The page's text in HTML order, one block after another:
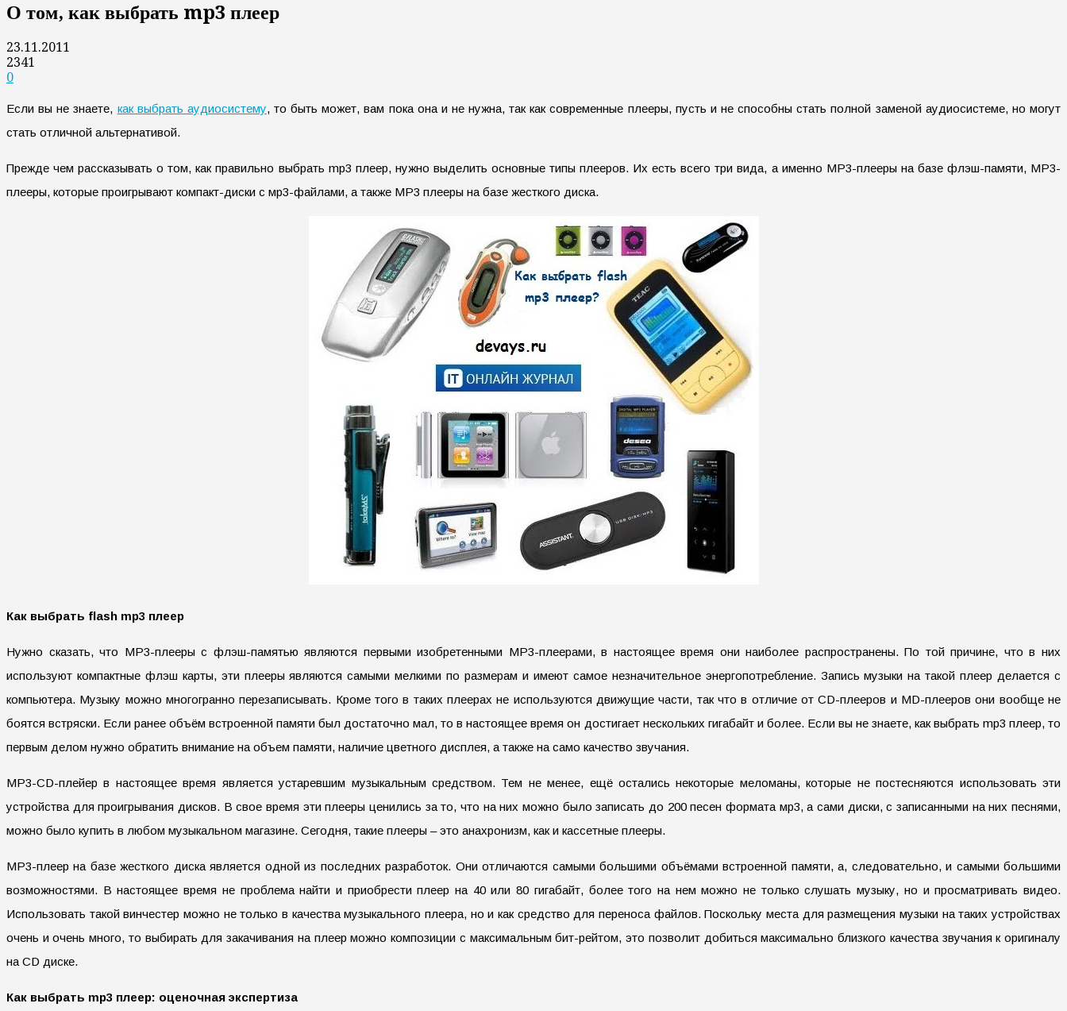
О том, как выбрать mp3 плеер
23.11.2011
2341
0
Если вы не знаете, как выбрать аудиосистему, то быть может, вам пока она и не нужна, так как современные плееры, пусть и не способны стать полной заменой аудиосистеме, но могут
стать отличной альтернативой.
Прежде чем рассказывать о том, как правильно выбрать mp3 плеер, нужно выделить основные типы плееров. Их есть всего три вида, а именно МР3-плееры на базе флэш-памяти, МР3-
плееры, которые проигрывают компакт-диски с мр3-файлами, а также МР3 плееры на базе жесткого диска.
Как выбрать flash mp3 плеер
Нужно сказать, что МР3-плееры с флэш-памятью являются первыми изобретенными МР3-плеерами, в настоящее время они наиболее распространены. По той причине, что в них
используют компактные флэш карты, эти плееры являются самыми мелкими по размерам и имеют самое незначительное энергопотребление. Запись музыки на такой плеер делается с
компьютера. Музыку можно многогранно перезаписывать. Кроме того в таких плеерах не используются движущие части, так что в отличие от CD-плееров и MD-плееров они вообще не
боятся встряски. Если ранее объём встроенной памяти был достаточно мал, то в настоящее время он достигает нескольких гигабайт и более. Если вы не знаете, как выбрать mp3 плеер, то
первым делом нужно обратить внимание на объем памяти, наличие цветного дисплея, а также на само качество звучания.
MP3-CD-плейер в настоящее время является устаревшим музыкальным средством. Тем не менее, ещё остались некоторые меломаны, которые не постесняются использовать эти
устройства для проигрывания дисков. В свое время эти плееры ценились за то, что на них можно было записать до 200 песен формата мр3, а сами диски, с записанными на них песнями,
можно было купить в любом музыкальном магазине. Сегодня, такие плееры – это анахронизм, как и кассетные плееры.
МР3-плеер на базе жесткого диска является одной из последних разработок. Они отличаются самыми большими объёмами встроенной памяти, а, следовательно, и самыми большими
возможностями. В настоящее время не проблема найти и приобрести плеер на 40 или 80 гигабайт, более того на нем можно не только слушать музыку, но и просматривать видео.
Использовать такой винчестер можно не только в качества музыкального плеера, но и как средство для переноса файлов. Поскольку места для размещения музыки на таких устройствах
очень и очень много, то выбирать для закачивания на плеер можно композиции с максимальным бит-рейтом, это позволит добиться максимально близкого качества звучания к оригиналу
на CD диске.
Как выбрать mp3 плеер: оценочная экспертиза